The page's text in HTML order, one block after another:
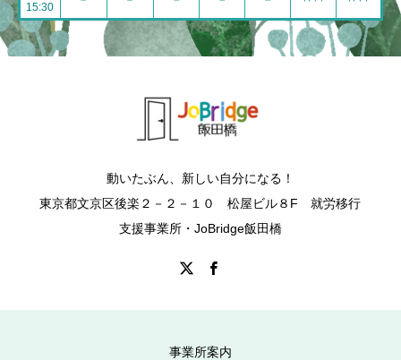
15:30
動いたぶん、新しい自分になる！
東京都文京区後楽２－２－１０ 松屋ビル８F 就労移行
支援事業所・JoBridge飯田橋
事業所案内